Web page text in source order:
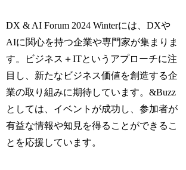
DX & AI Forum 2024 Winterには、DXや
AIに関心を持つ企業や専門家が集まりま
す。ビジネス＋ITというアプローチに注
目し、新たなビジネス価値を創造する企
業の取り組みに期待しています。&Buzz
としては、イベントが成功し、参加者が
有益な情報や知見を得ることができるこ
とを応援しています。